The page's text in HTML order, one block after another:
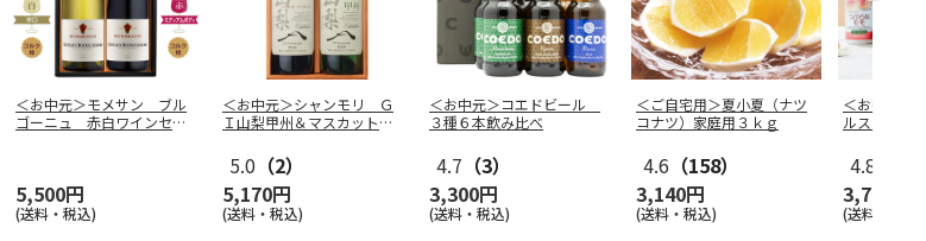
＜お中元＞モメサン ブル
ゴーニュ 赤白ワインセッ
5,500円
(送料・税込)
＜お中元＞シャンモリ Ｇ
Ｉ山梨甲州＆マスカット・
5.0 （2）
5,170円
(送料・税込)
＜お中元＞コエドビール
３種６本飲み比べ
4.7 （3）
3,300円
(送料・税込)
＜ご自宅用＞夏小夏（ナツ
コナツ）家庭用３ｋｇ
4.6 （158）
3,140円
(送料・税込)
＜お中元＞
ルスターズ
4.8
3,780円
(送料・税込)